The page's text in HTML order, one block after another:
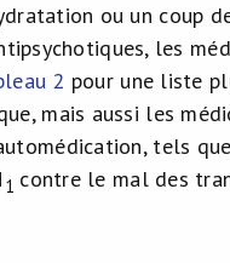
ou un coup
les
2 pour une liste
mais aussi les
tels
1 contre le mal des